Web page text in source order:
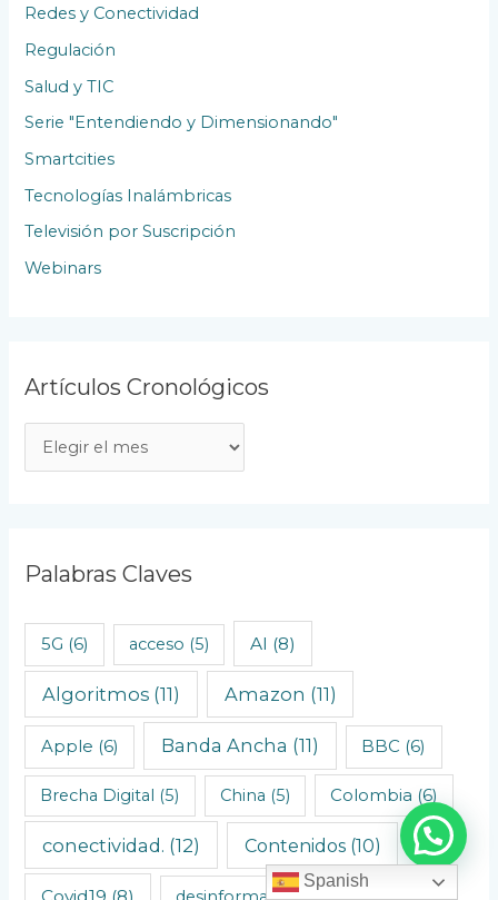
Redes y Conectividad
Regulación
Salud y TIC
Serie "Entendiendo y Dimensionando"
Smartcities
Tecnologías Inalámbricas
Televisión por Suscripción
Webinars
Artículos Cronológicos
r
c
l
o
C
n
Palabras Claves
5G (6) acceso (5) AI (8)
Algoritmos (11) Amazon (11)
Apple (6) Banda Ancha (11) BBC (6)
Brecha Digital (5) China (5) Colombia (6)
conectividad. (12) Contenidos(10)
Covid19 (8)
Spanish